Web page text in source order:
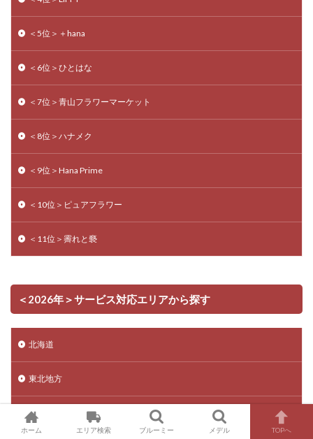
＜5位＞＋hana
＜6位＞ひとはな
＜7位＞青山フラワーマーケット
＜8位＞ハナメク
＜9位＞Hana Prime
＜10位＞ピュアフラワー
＜11位＞霽れと褻
＜2026年＞サービス対応エリアから探す
北海道
東北地方
関東地方
ホーム エリア検索 ブルーミー メデル TOPへ